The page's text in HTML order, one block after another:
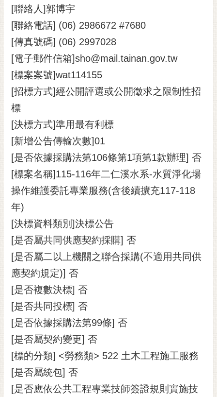
桐
花
祭
網
站
導
訂
閱
RSS
訂
閱
電
子
報
市
民
信
箱
English
日
本
語
隱
私
權
及
安
全
政
[聯絡人]郭博宇
[聯絡電話] (06) 2986672 #7680
[傳真號碼] (06) 2997028
[電子郵件信箱]sho@mail.tainan.gov.tw
[標案案號]wat114155
[招標方式]經公開評選或公開徵求之限制性招
標
[決標方式]準用最有利標
[新增公告傳輸次數]01
[是否依據採購法第106條第1項第1款辦理] 否
[標案名稱]115-116年二仁溪水系-水質淨化場
操作維護委託專業服務(含後續擴充117-118
年)
[決標資料類別]決標公告
[是否屬共同供應契約採購] 否
[是否屬二以上機關之聯合採購(不適用共同供
應契約規定)] 否
[是否複數決標] 否
[是否共同投標] 否
[是否依據採購法第99條] 否
[是否屬契約變更] 否
[標的分類] <勞務類> 522 土木工程施工服務
[是否屬統包] 否
[是否應依公共工程專業技師簽證規則實施技